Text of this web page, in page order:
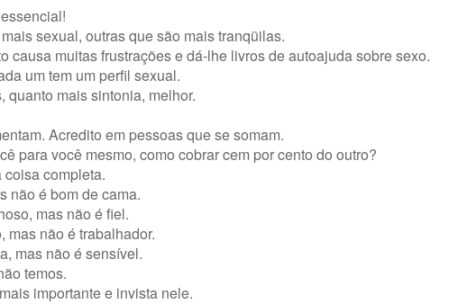
sexual, outras que são mais tranqüilas.
muitas frustrações e dá-lhe livros de autoajuda sobre sexo.
um tem um perfil sexual.
quanto mais sintonia, melhor.
Acredito em pessoas que se somam.
para você mesmo, como cobrar cem por cento do outro?
coisa completa.
não é bom de cama.
mas não é fiel.
mas não é trabalhador.
mas não é sensível.
temos.
importante e invista nele.